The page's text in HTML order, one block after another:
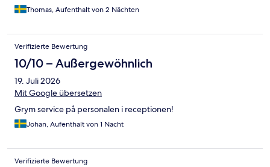
Thomas, Aufenthalt von 2 Nächten
Verifizierte Bewertung
10/10 – Außergewöhnlich
19. Juli 2026
Mit Google übersetzen
Grym service på personalen i receptionen!
Johan, Aufenthalt von 1 Nacht
Verifizierte Bewertung